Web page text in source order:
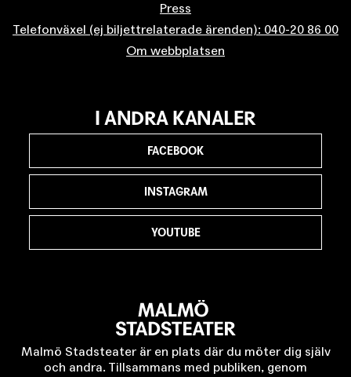
Press
Telefonväxel (ej biljettrelaterade ärenden): 040-20 86 00
Om webbplatsen
Malmö Stadsteater är en plats där du möter dig själv
och andra. Tillsammans med publiken, genom
I ANDRA KANALER
FACEBOOK
INSTAGRAM
YOUTUBE